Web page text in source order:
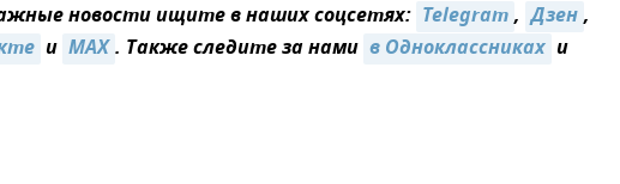
новости ищите в наших соцсетях: Telegram, Дзен,
и MAX. Также следите за нами в Одноклассниках и